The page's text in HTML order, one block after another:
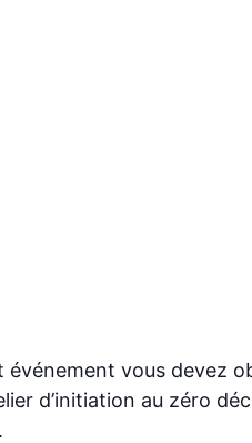
événement vous devez
d’initiation au zéro